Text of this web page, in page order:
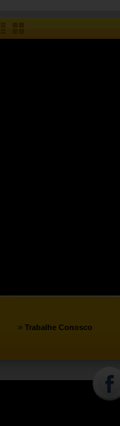
» Trabalhe Conosco